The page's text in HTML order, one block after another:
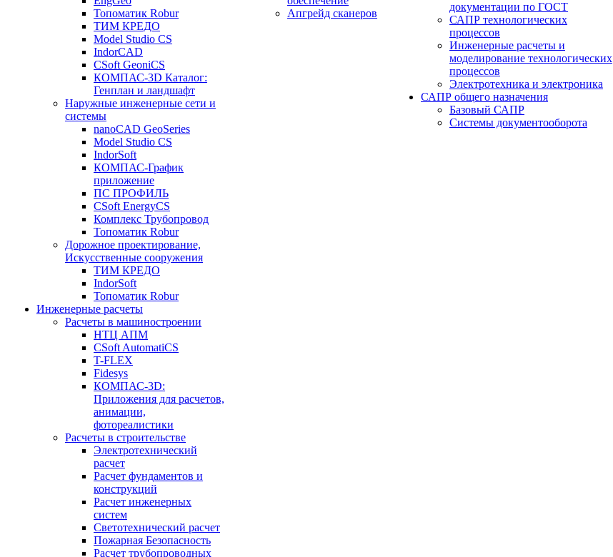
Топоматик Robur
ТИМ КРЕДО
Model Studio CS
IndorCAD
CSoft GeoniCS
КОМПАС-3D Каталог:
Генплан и ландшафт
Наружные инженерные сети и
системы
nanoCAD GeoSeries
Model Studio CS
IndorSoft
КОМПАС-График
приложение
ПС ПРОФИЛЬ
CSoft EnergyCS
Комплекс Трубопровод
Топоматик Robur
Дорожное проектирование,
Искусственные сооружения
ТИМ КРЕДО
IndorSoft
Топоматик Robur
Инженерные расчеты
Расчеты в машиностроении
НТЦ АПМ
CSoft AutomatiCS
T-FLEX
Fidesys
КОМПАС-3D:
Приложения для расчетов,
анимации,
фотореалистики
Расчеты в строительстве
Электротехнический
расчет
Расчет фундаментов и
конструкций
Расчет инженерных
систем
Светотехнический расчет
Пожарная Безопасность
Расчет трубопроводных
Апгрейд сканеров
документации по ГОСТ
САПР технологических
процессов
Инженерные расчеты и
моделирование технологических
процессов
Электротехника и электроника
САПР общего назначения
Базовый САПР
Системы документооборота